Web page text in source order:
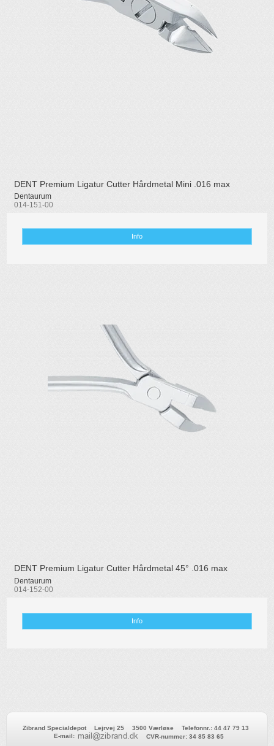
DENT Premium Ligatur Cutter Hårdmetal Mini .016 max
Dentaurum
014-151-00
Info
DENT Premium Ligatur Cutter Hårdmetal 45° .016 max
Dentaurum
014-152-00
Info
Zibrand Specialdepot Lejrvej 25 3500 Værløse Telefonnr. :44 47 79 13
E-mail: CVR-nummer:34 85 83 65